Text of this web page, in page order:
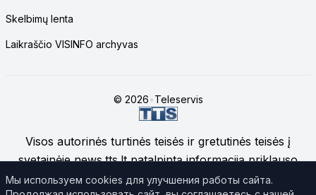
Skelbimų lenta
Laikraščio VISINFO archyvas
© 2026•Teleservis
Visos autorinės turtinės teisės ir gretutinės teisės į
svetainėje news.tts.lt patalpintą informaciją priklauso
UAB "Telekomunikacinių technologijų servisas", jei
Мы используем cookies для улучшения работы сайта.